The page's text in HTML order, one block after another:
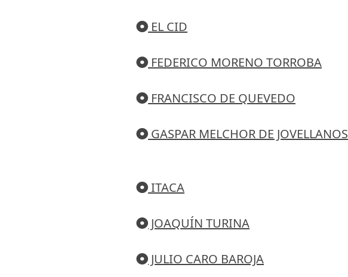
EL CID
FEDERICO MORENO TORROBA
FRANCISCO DE QUEVEDO
GASPAR MELCHOR DE JOVELLANOS
ITACA
JOAQUÍN TURINA
JULIO CARO BAROJA